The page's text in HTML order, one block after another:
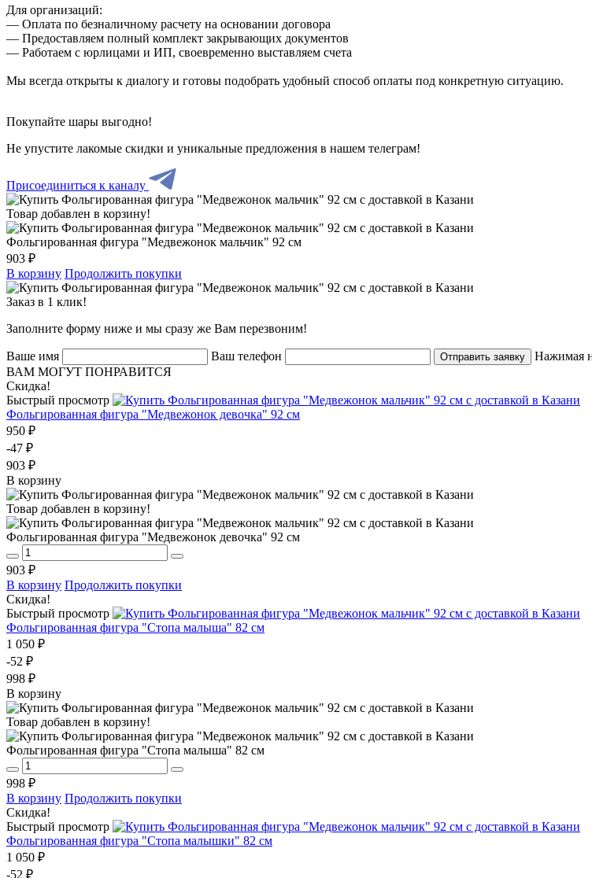
Для организаций:
— Оплата по безналичному расчету на основании договора
— Предоставляем полный комплект закрывающих документов
— Работаем с юрлицами и ИП, своевременно выставляем счета
Мы всегда открыты к диалогу и готовы подобрать удобный способ оплаты под конкретную ситуацию.
Покупайте шары выгодно!
Не упустите лакомые скидки и уникальные предложения в нашем телеграм!
Присоединиться к каналу
Товар добавлен в корзину!
Фольгированная фигура "Медвежонок мальчик" 92 см
903 ₽
В корзину Продолжить покупки
Заказ в 1 клик!
Заполните форму ниже и мы сразу же Вам перезвоним!
Ваше имя Ваш телефон Отправить заявку Нажимая
ВАМ МОГУТ ПОНРАВИТСЯ
Скидка!
Быстрый просмотр
Фольгированная фигура "Медвежонок девочка" 92 см
950 ₽
-47 ₽
903 ₽
В корзину
Товар добавлен в корзину!
Фольгированная фигура "Медвежонок девочка" 92 см
903 ₽
В корзину Продолжить покупки
Скидка!
Быстрый просмотр
Фольгированная фигура "Стопа малыша" 82 см
1 050 ₽
-52 ₽
998 ₽
В корзину
Товар добавлен в корзину!
Фольгированная фигура "Стопа малыша" 82 см
998 ₽
В корзину Продолжить покупки
Скидка!
Быстрый просмотр
Фольгированная фигура "Стопа малышки" 82 см
1 050 ₽
-52 ₽